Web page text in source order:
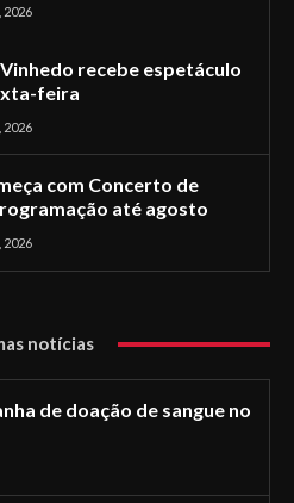
2026
recebe espetáculo
feira
2026
com Concerto de
até agosto
2026
notícias
de doação de sangue no